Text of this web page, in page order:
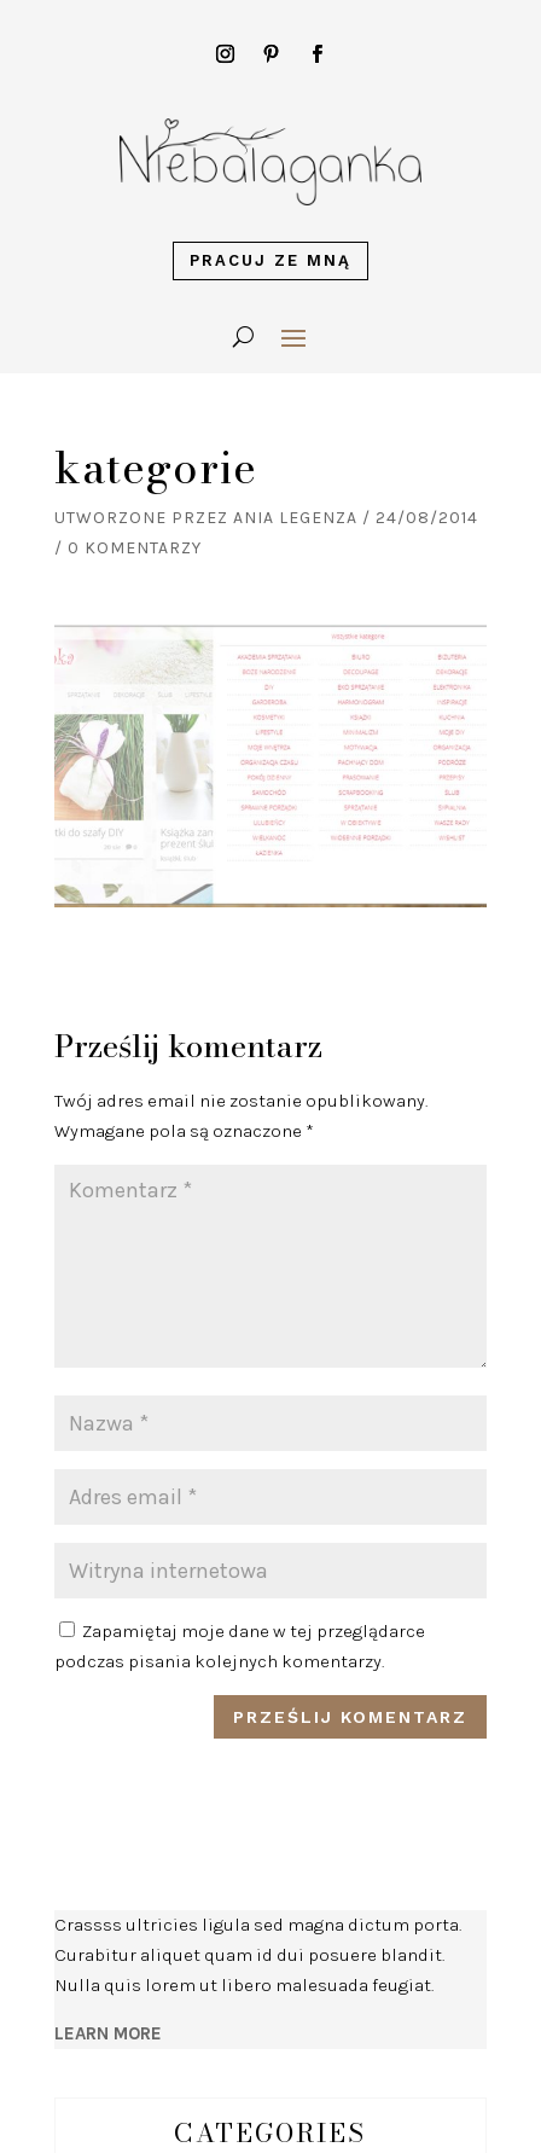
PRACUJ ZE MNĄ
kategorie
UTWORZONE PRZEZ ANIA LEGENZA / 24/08/2014
/ 0 KOMENTARZY
Prześlij komentarz
Twój adres email nie zostanie opublikowany.
Wymagane pola są oznaczone *
Zapamiętaj moje dane w tej przeglądarce
podczas pisania kolejnych komentarzy.
Crassss ultricies ligula sed magna dictum porta.
Curabitur aliquet quam id dui posuere blandit.
Nulla quis lorem ut libero malesuada feugiat.
LEARN MORE
CATEGORIES